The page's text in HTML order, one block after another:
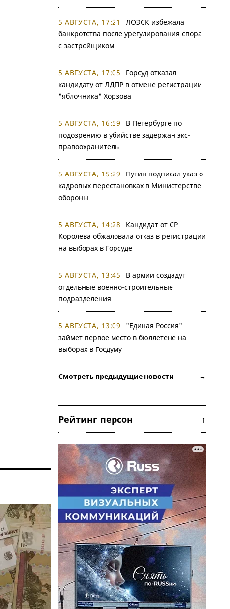
5 АВГУСТА, 17:21
ЛОЭСК избежала
банкротства после урегулирования спора
с застройщиком
5 АВГУСТА, 17:05
Горсуд отказал
кандидату от ЛДПР в отмене регистрации
"яблочника" Хорзова
5 АВГУСТА, 16:59
В Петербурге по
подозрению в убийстве задержан экс-
правоохранитель
5 АВГУСТА, 15:29
Путин подписал указ о
кадровых перестановках в Министерстве
обороны
5 АВГУСТА, 14:28
Кандидат от СР
Королева обжаловала отказ в регистрации
на выборах в Горсуде
5 АВГУСТА, 13:45
В армии создадут
отдельные военно-строительные
подразделения
5 АВГУСТА, 13:09
"Единая Россия"
займет первое место в бюллетене на
выборах в Госдуму
Смотреть предыдущие новости →
Рейтинг персон ↑